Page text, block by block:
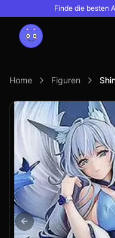
Finde die besten
Home Figuren
Previous slide